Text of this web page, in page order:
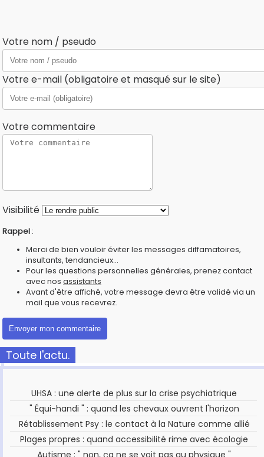
Votre nom / pseudo
Votre e-mail (obligatoire et masqué sur le site)
Votre commentaire
Visibilité
Rappel :
Merci de bien vouloir éviter les messages diffamatoires,
insultants, tendancieux...
Pour les questions personnelles générales, prenez contact
avec nos assistants
Avant d'être affiché, votre message devra être validé via un
mail que vous recevrez.
Toute l'actu.
UHSA : une alerte de plus sur la crise psychiatrique
" Équi-handi " : quand les chevaux ouvrent l'horizon
Rétablissement Psy : le contact à la Nature comme allié
Plages propres : quand accessibilité rime avec écologie
Autisme : " non, ça ne se voit pas au physique "